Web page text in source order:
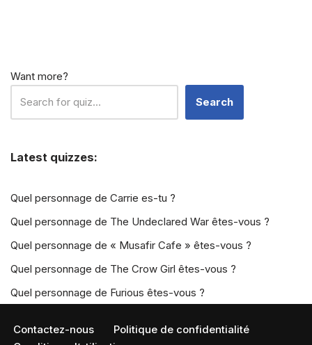
Want more?
Search
Latest quizzes:
Quel personnage de Carrie es-tu ?
Quel personnage de The Undeclared War êtes-vous ?
Quel personnage de « Musafir Cafe » êtes-vous ?
Quel personnage de The Crow Girl êtes-vous ?
Quel personnage de Furious êtes-vous ?
Contactez-nous
Politique de confidentialité